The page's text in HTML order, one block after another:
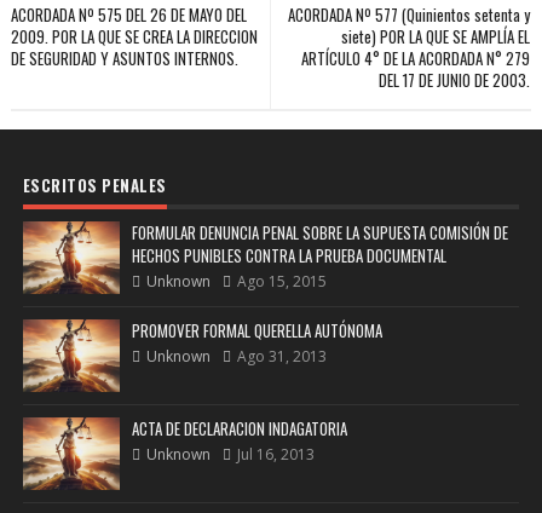
ACORDADA Nº 577 (Quinientos setenta y
siete) POR LA QUE SE AMPLÍA EL
ARTÍCULO 4° DE LA ACORDADA N° 279
DEL 17 DE JUNIO DE 2003.
ACORDADA Nº 575 DEL 26 DE MAYO DEL
2009. POR LA QUE SE CREA LA DIRECCION
DE SEGURIDAD Y ASUNTOS INTERNOS.
ESCRITOS PENALES
FORMULAR DENUNCIA PENAL SOBRE LA SUPUESTA COMISIÓN DE
HECHOS PUNIBLES CONTRA LA PRUEBA DOCUMENTAL
Unknown Ago 15, 2015
PROMOVER FORMAL QUERELLA AUTÓNOMA
Unknown Ago 31, 2013
ACTA DE DECLARACION INDAGATORIA
Unknown Jul 16, 2013